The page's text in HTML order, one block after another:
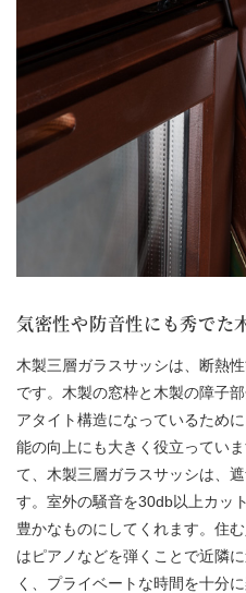
気密性や防音性にも秀でた
木製三層ガラスサッシは、断熱
です。木製の窓枠と木製の障子
アタイト構造になっているため
能の向上にも大きく役立ってい
て、木製三層ガラスサッシは、
す。室外の騒音を30db以上カッ
豊かなものにしてくれます。住
はピアノなどを弾くことで近隣
く、プライベートな時間を十分